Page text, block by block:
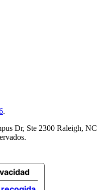
.
Dr, Ste 2300 Raleigh, NC